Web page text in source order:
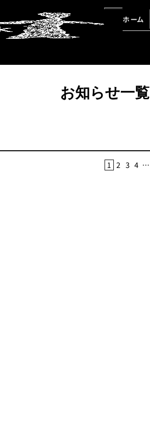
ホーム
お知らせ一覧
1 2 3 4 …